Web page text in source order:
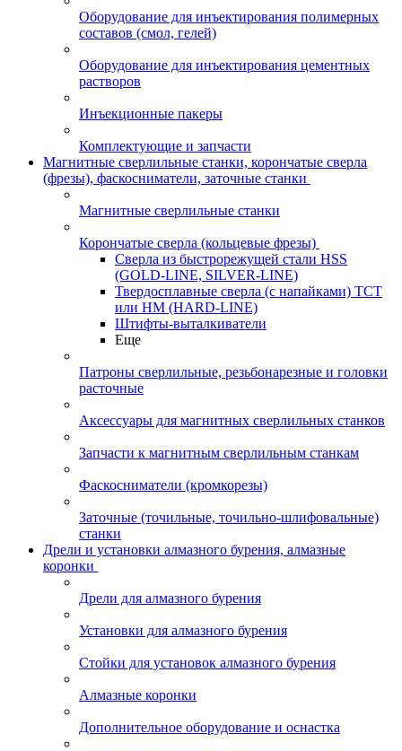
Оборудование для инъектирования полимерных
составов (смол, гелей)
Оборудование для инъектирования цементных
растворов
Инъекционные пакеры
Комплектующие и запчасти
Магнитные сверлильные станки, корончатые сверла
(фрезы), фаскосниматели, заточные станки
Магнитные сверлильные станки
Корончатые сверла (кольцевые фрезы)
Сверла из быстрорежущей стали HSS
(GOLD-LINE, SILVER-LINE)
Твердосплавные сверла (с напайками) ТСТ
или HM (HARD-LINE)
Штифты-выталкиватели
Еще
Патроны сверлильные, резьбонарезные и головки
расточные
Аксессуары для магнитных сверлильных станков
Запчасти к магнитным сверлильным станкам
Фаскосниматели (кромкорезы)
Заточные (точильные, точильно-шлифовальные)
станки
Дрели и установки алмазного бурения, алмазные
коронки
Дрели для алмазного бурения
Установки для алмазного бурения
Стойки для установок алмазного бурения
Алмазные коронки
Дополнительное оборудование и оснастка